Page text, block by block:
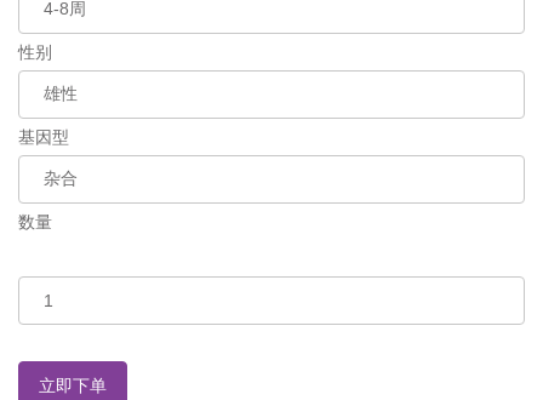
性别
基因型
数量
立即下单